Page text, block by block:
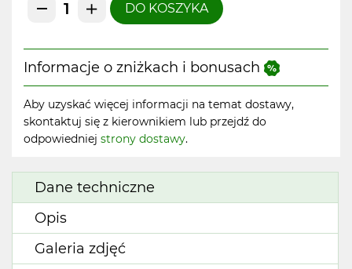
DO KOSZYKA
Informacje o zniżkach i bonusach
Aby uzyskać więcej informacji na temat dostawy,
skontaktuj się z kierownikiem lub przejdź do
odpowiedniej strony dostawy.
Dane techniczne
Opis
Galeria zdjęć